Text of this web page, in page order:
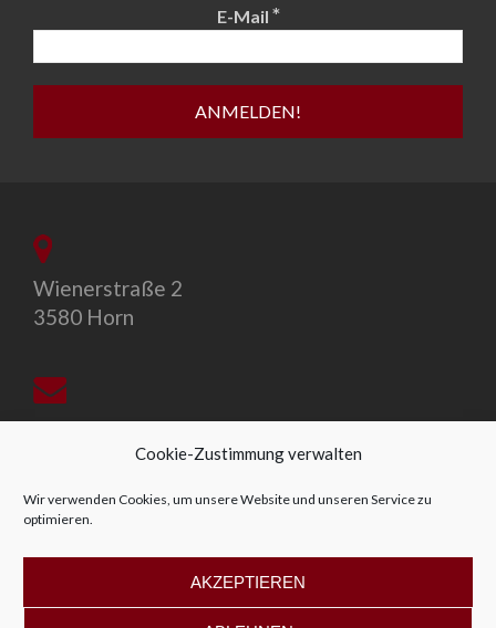
Cookie-Zustimmung verwalten
Wir verwenden Cookies, um unsere Website und unseren Service zu
optimieren.
AKZEPTIEREN
E-Mail *
Wienerstraße 2
3580 Horn
office@allegro-vivo.at